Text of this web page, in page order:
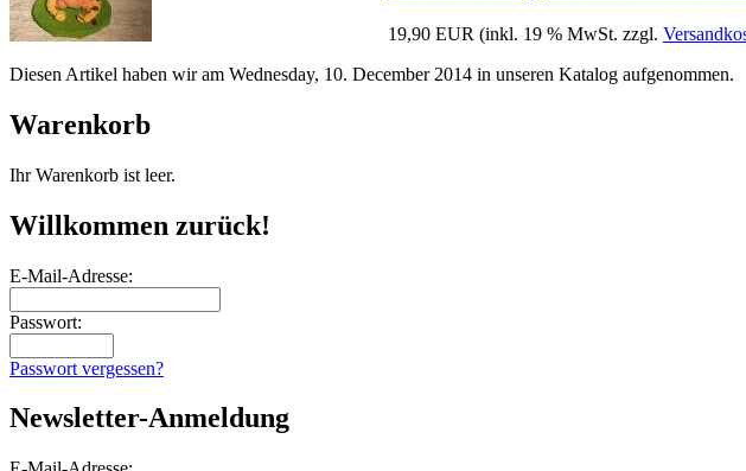
19,90 EUR (inkl. 19 % MwSt. zzgl.
Diesen Artikel haben wir am Wednesday, 10. December 2014 in unseren Katalog aufgenommen.
Warenkorb
Ihr Warenkorb ist leer.
Willkommen zurück!
E-Mail-Adresse:
Passwort:
Passwort vergessen?
Newsletter-Anmeldung